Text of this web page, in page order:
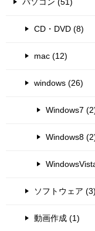
CD・DVD (8)
mac (12)
windows (26)
Windows7
Windows8
ソフトウェア (3)
動画作成 (1)